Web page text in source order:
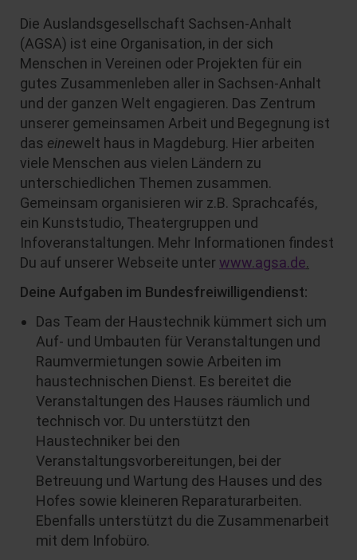
Die Auslandsgesellschaft Sachsen-Anhalt
(AGSA) ist eine Organisation, in der sich
Menschen in Vereinen oder Projekten für ein
gutes Zusammenleben aller in Sachsen-Anhalt
und der ganzen Welt engagieren. Das Zentrum
unserer gemeinsamen Arbeit und Begegnung ist
das einewelt haus in Magdeburg. Hier arbeiten
viele Menschen aus vielen Ländern zu
unterschiedlichen Themen zusammen.
Gemeinsam organisieren wir z.B. Sprachcafés,
ein Kunststudio, Theatergruppen und
Infoveranstaltungen. Mehr Informationen findest
Du auf unserer Webseite unter www.agsa.de.
Deine Aufgaben im Bundesfreiwilligendienst:
Das Team der Haustechnik kümmert sich um
Auf- und Umbauten für Veranstaltungen und
Raumvermietungen sowie Arbeiten im
haustechnischen Dienst. Es bereitet die
Veranstaltungen des Hauses räumlich und
technisch vor. Du unterstützt den
Haustechniker bei den
Veranstaltungsvorbereitungen, bei der
Betreuung und Wartung des Hauses und des
Hofes sowie kleineren Reparaturarbeiten.
Ebenfalls unterstützt du die Zusammenarbeit
mit dem Infobüro.